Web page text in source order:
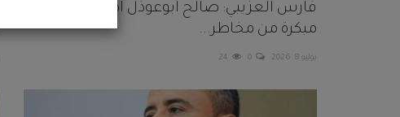
فارس العزيبي: صالح أبوعوذل أطلق تحذيرات
مبكرة من مخاطر...
يوليو 8, 2026 0
24